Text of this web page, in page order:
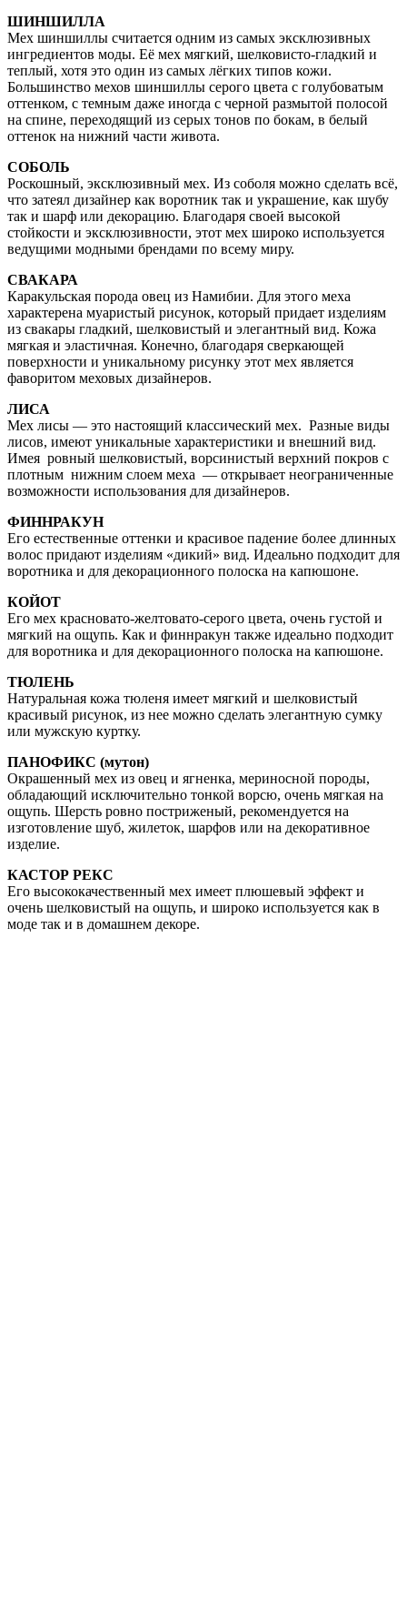
ШИНШИЛЛА
Мех шиншиллы считается одним из самых эксклюзивных
ингредиентов моды. Её мех мягкий, шелковисто-гладкий и
теплый, хотя это один из самых лёгких типов кожи.
Большинство мехов шиншиллы серого цвета с голубоватым
оттенком, с темным даже иногда с черной размытой полосой
на спине, переходящий из серых тонов по бокам, в белый
оттенок на нижний части живота.
СОБОЛЬ
Роскошный, эксклюзивный мех. Из соболя можно сделать всё,
что затеял дизайнер как воротник так и украшение, как шубу
так и шарф или декорацию. Благодаря своей высокой
стойкости и эксклюзивности, этот мех широко используется
ведущими модными брендами по всему миру.
СВАКАРА
Каракульская порода овец из Намибии. Для этого меха
характерена муаристый рисунок, который придает изделиям
из свакары гладкий, шелковистый и элегантный вид. Кожа
мягкая и эластичная. Конечно, благодаря сверкающей
поверхности и уникальному рисунку этот мех является
фаворитом меховых дизайнеров.
ЛИСА
Мех лисы — это настоящий классический мех. Разные виды
лисов, имеют уникальные характеристики и внешний вид.
Имея ровный шелковистый, ворсинистый верхний покров с
плотным нижним слоем меха — открывает неограниченные
возможности использования для дизайнеров.
ФИННРАКУН
Его естественные оттенки и красивое падение более длинных
волос придают изделиям «дикий» вид. Идеально подходит для
воротника и для декорационного полоска на капюшоне.
КОЙОТ
Его мех красновато-желтовато-серого цвета, очень густой и
мягкий на ощупь. Как и финнракун также идеально подходит
для воротника и для декорационного полоска на капюшоне.
ТЮЛЕНЬ
Натуральная кожа тюленя имеет мягкий и шелковистый
красивый рисунок, из нее можно сделать элегантную сумку
или мужскую куртку.
ПАНОФИКС (мутон)
Окрашенный мех из овец и ягненка, мериносной породы,
обладающий исключительно тонкой ворсю, очень мягкая на
ощупь. Шерсть ровно постриженый, рекомендуется на
изготовление шуб, жилеток, шарфов или на декоративное
изделие.
КАСТОР РЕКС
Его высококачественный мех имеет плюшевый эффект и
очень шелковистый на ощупь, и широко используется как в
моде так и в домашнем декоре.